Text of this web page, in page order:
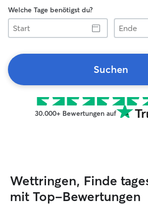
Welche Tage benötigst du?
Start
Ende
Suchen
30.000+ Bewertungen auf
Wettringen, Finde
mit Top-Bewertungen